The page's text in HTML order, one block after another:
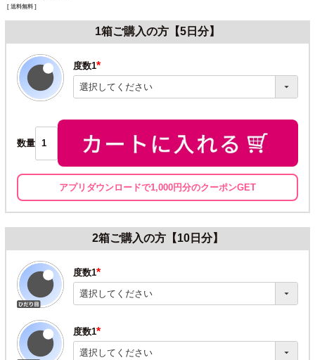
送料無料
1箱ご購入の方【5日分】
度数1
(必
須)
数量
アプリダウンロードで1,000円分のクーポンGET
2箱ご購入の方【10日分】
度数1
(必
須)
度数1
(必
須)